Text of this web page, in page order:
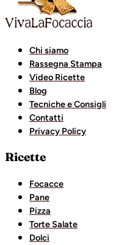
Chi siamo
Rassegna Stampa
Video Ricette
Blog
Tecniche e Consigli
Contatti
Privacy Policy
Ricette
Focacce
Pane
Pizza
Torte Salate
Dolci